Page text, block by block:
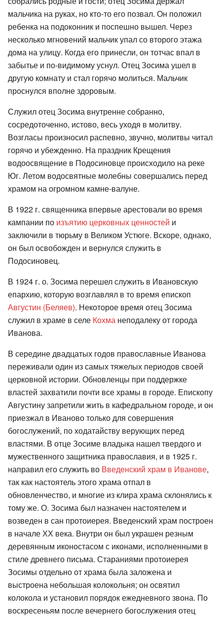
мальчика на руках, но кто-то его позвал. Он положил
ребенка на подоконник и поспешно вышел. Через
несколько мгновений мальчик упал со второго этажа
дома на улицу. Когда его принесли, он тотчас впал в
забытье и по-видимому уснул. Отец Зосима ушел в
другую комнату и стал горячо молиться. Мальчик
проснулся вполне здоровым.
Служил отец Зосима внутренне собранно,
сосредоточенно, истово, весь уходя в молитву.
Возгласы произносил распевно, звучно, молитвы читал
горячо и убежденно. На праздник Крещения
водоосвящение в Подосиновце происходило на реке
Юг. Летом водосвятные молебны совершались перед
храмом на огромном камне-валуне.
В 1922 г. священника впервые арестовали во время
кампании по изъятию церковных ценностей и
заключили в тюрьму в Великом Устюге. Вскоре, однако,
он был освобожден и вернулся служить в
Подосиновец.
В 1924 г. о. Зосима перешел служить в Ивановскую
епархию, которую возглавлял в то время епископ
Августин (Беляев). Некоторое время отец Зосима
служил в храме в селе Кохма неподалеку от города
Иванова.
В середине двадцатых годов православные Иванова
переживали один из самых тяжелых периодов своей
церковной истории. Обновленцы при поддержке
властей захватили почти все храмы в городе. Епископу
Августину запретили жить в кафедральном городе, и он
приезжал в Иваново только для совершения
богослужений, по ходатайству верующих перед
властями. В отце Зосиме владыка нашел твердого и
мужественного защитника православия, и в 1925 г.
направил его служить во Введенский храм в Иванове,
так как настоятель этого храма отпал в
обновленчество, и многие из клира храма склонялись к
тому же. О. Зосима был назначен настоятелем и
возведен в сан протоиерея. Введенский храм построен
в начале ХХ века. Внутри он был украшен резным
деревянным иконостасом с иконами, исполненными в
стиле древнего письма. Стараниями протоиерея
Зосимы отдельно от храма была заложена и
выстроена небольшая колокольня; он освятил
колокола и установил порядок ежедневного звона. По
воскресеньям после вечернего богослужения отец